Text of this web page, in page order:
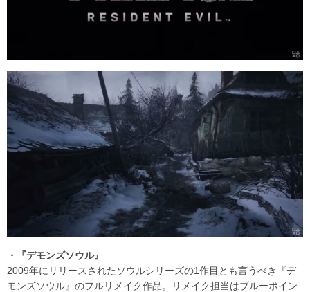
・『デモンズソウル』
2009年にリリースされたソウルシリーズの1作目とも言うべき『デ
モンズソウル』のフルリメイク作品。リメイク担当はブルーポイン